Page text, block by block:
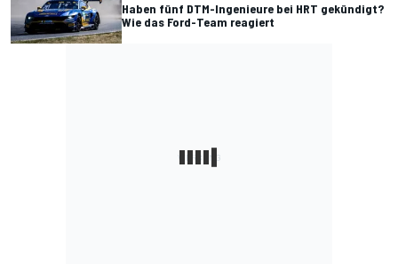
Haben fünf DTM-Ingenieure bei HRT gekündigt?
Wie das Ford-Team reagiert